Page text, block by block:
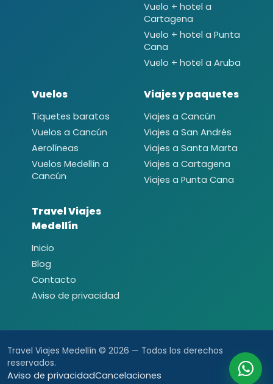
Vuelo + hotel a
Cartagena
Vuelo + hotel a Punta
Cana
Vuelo + hotel a Aruba
Vuelos
Tiquetes baratos
Vuelos a Cancún
Aerolíneas
Vuelos Medellín a
Cancún
Viajes y paquetes
Viajes a Cancún
Viajes a San Andrés
Viajes a Santa Marta
Viajes a Cartagena
Viajes a Punta Cana
Travel Viajes
Medellín
Inicio
Blog
Contacto
Aviso de privacidad
Travel Viajes Medellín © 2026 — Todos los derechos
reservados.
Aviso de privacidadCancelaciones